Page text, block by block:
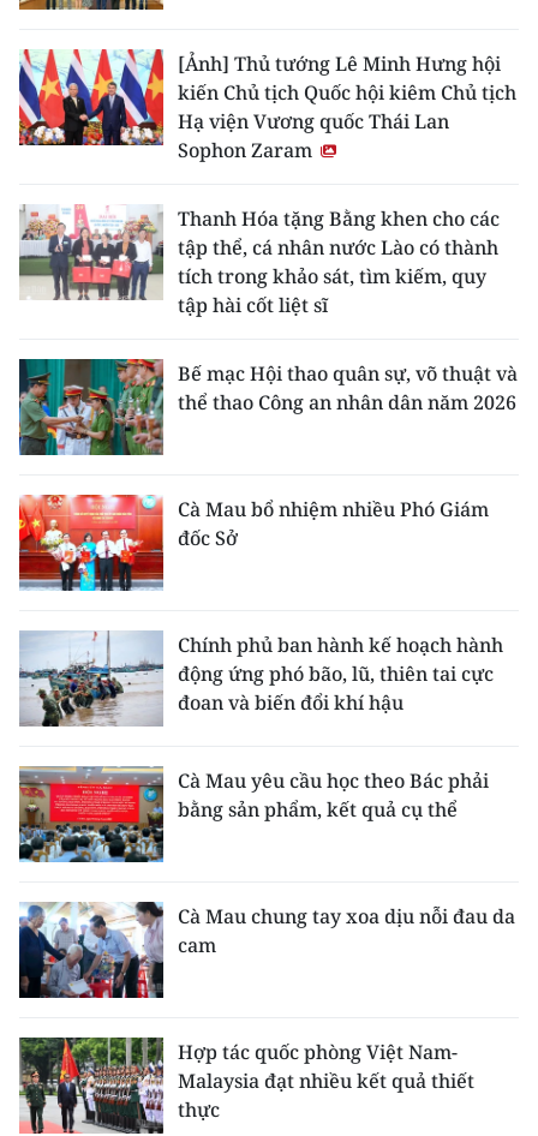
[Ảnh] Thủ tướng Lê Minh Hưng hội
kiến Chủ tịch Quốc hội kiêm Chủ tịch
Hạ viện Vương quốc Thái Lan
Sophon Zaram
Thanh Hóa tặng Bằng khen cho các
tập thể, cá nhân nước Lào có thành
tích trong khảo sát, tìm kiếm, quy
tập hài cốt liệt sĩ
Bế mạc Hội thao quân sự, võ thuật và
thể thao Công an nhân dân năm 2026
Cà Mau bổ nhiệm nhiều Phó Giám
đốc Sở
Chính phủ ban hành kế hoạch hành
động ứng phó bão, lũ, thiên tai cực
đoan và biến đổi khí hậu
Cà Mau yêu cầu học theo Bác phải
bằng sản phẩm, kết quả cụ thể
Cà Mau chung tay xoa dịu nỗi đau da
cam
Hợp tác quốc phòng Việt Nam-
Malaysia đạt nhiều kết quả thiết
thực